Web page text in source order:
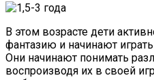
В этом возрасте дети
фантазию и начинают
Они начинают понимать
воспроизводя их в своей